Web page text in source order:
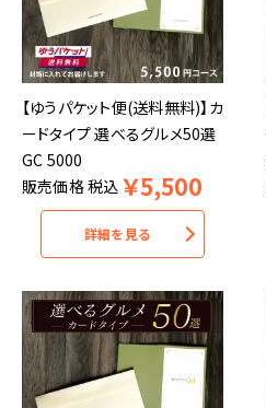
【ゆうパケット便(送料無料)】カ
ードタイプ 選べるグルメ50選
GC 5000
販売価格税込 ￥5,500
詳細を見る